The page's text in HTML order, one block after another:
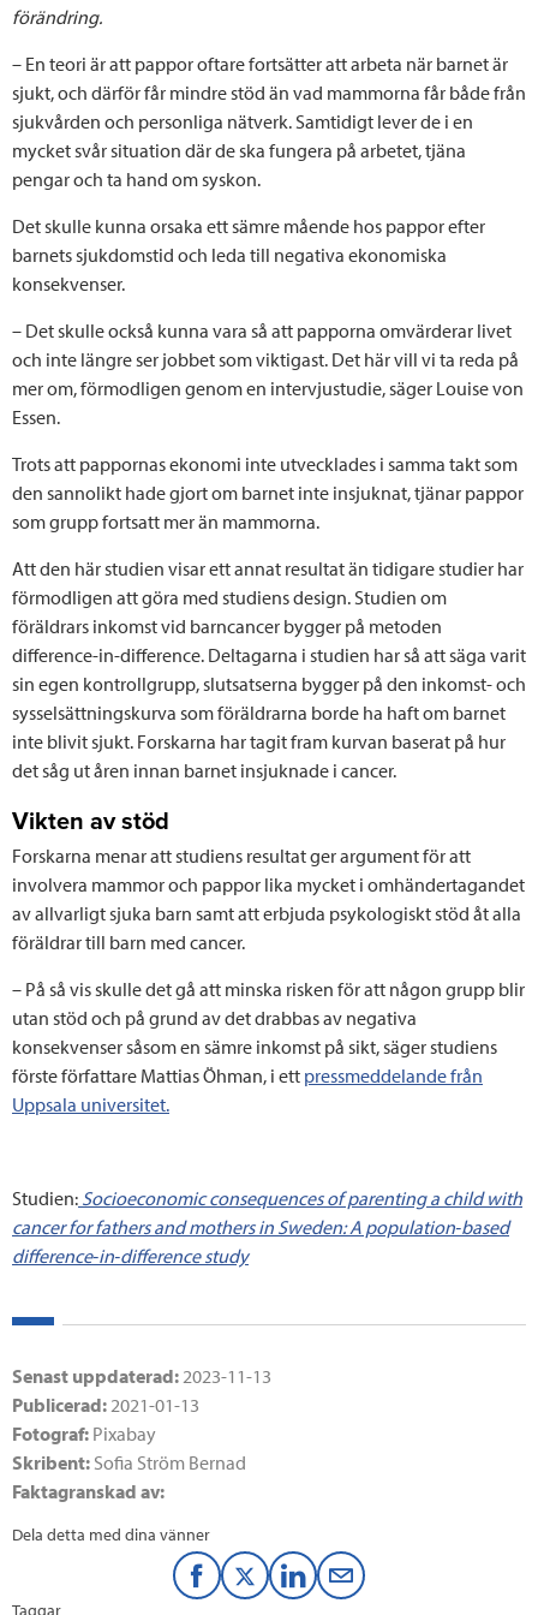
förändring.
– En teori är att pappor oftare fortsätter att arbeta när barnet är
sjukt, och därför får mindre stöd än vad mammorna får både från
sjukvården och personliga nätverk. Samtidigt lever de i en
mycket svår situation där de ska fungera på arbetet, tjäna
pengar och ta hand om syskon.
Det skulle kunna orsaka ett sämre mående hos pappor efter
barnets sjukdomstid och leda till negativa ekonomiska
konsekvenser.
– Det skulle också kunna vara så att papporna omvärderar livet
och inte längre ser jobbet som viktigast. Det här vill vi ta reda på
mer om, förmodligen genom en intervjustudie, säger Louise von
Essen.
Trots att pappornas ekonomi inte utvecklades i samma takt som
den sannolikt hade gjort om barnet inte insjuknat, tjänar pappor
som grupp fortsatt mer än mammorna.
Att den här studien visar ett annat resultat än tidigare studier har
förmodligen att göra med studiens design. Studien om
föräldrars inkomst vid barncancer bygger på metoden
difference-in-difference. Deltagarna i studien har så att säga varit
sin egen kontrollgrupp, slutsatserna bygger på den inkomst- och
sysselsättningskurva som föräldrarna borde ha haft om barnet
inte blivit sjukt. Forskarna har tagit fram kurvan baserat på hur
det såg ut åren innan barnet insjuknade i cancer.
Vikten av stöd
Forskarna menar att studiens resultat ger argument för att
involvera mammor och pappor lika mycket i omhändertagandet
av allvarligt sjuka barn samt att erbjuda psykologiskt stöd åt alla
föräldrar till barn med cancer.
– På så vis skulle det gå att minska risken för att någon grupp blir
utan stöd och på grund av det drabbas av negativa
konsekvenser såsom en sämre inkomst på sikt, säger studiens
förste författare Mattias Öhman, i ett pressmeddelande från
Uppsala universitet.
Studien: Socioeconomic consequences of parenting a child with
cancer for fathers and mothers in Sweden: A population‐based
difference‐in‐difference study
Senast uppdaterad:2023-11-13
Publicerad:2021-01-13
Fotograf: Pixabay
Skribent: Sofia Ström Bernad
Faktagranskad av:
Dela detta med dina vänner
F
T
L
M
Taggar